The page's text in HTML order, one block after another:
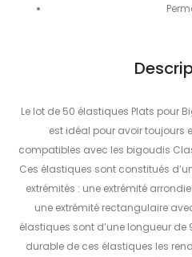
Le lot de 50 élastiques Plats pour
est idéal pour avoir toujours
compatibles avec les bigoudis
Ces élastiques sont constitués
extrémités : une extrémité
une extrémité rectangulaire
élastiques sont d’une longueur
durable de ces élastiques les